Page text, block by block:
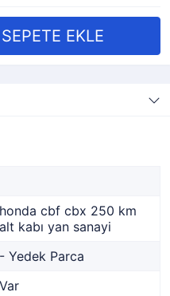
honda cbf cbx 250 km
alt kabı yan sanayi
- Yedek Parca
Var